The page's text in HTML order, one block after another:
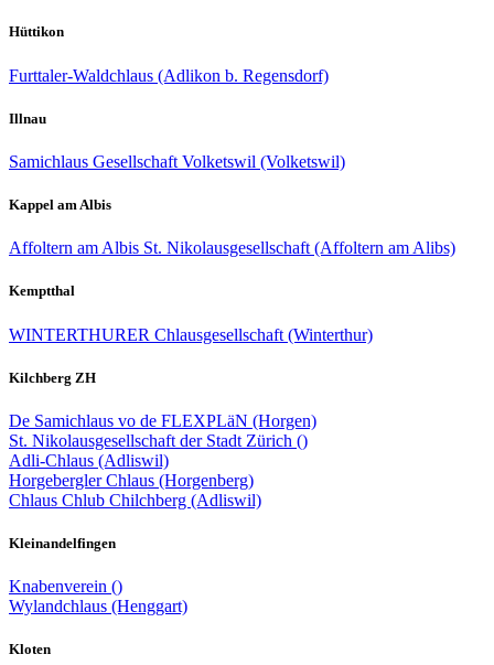
Hüttikon
Furttaler-Waldchlaus (Adlikon b. Regensdorf)
Illnau
Samichlaus Gesellschaft Volketswil (Volketswil)
Kappel am Albis
Affoltern am Albis St. Nikolausgesellschaft (Affoltern am Alibs)
Kemptthal
WINTERTHURER Chlausgesellschaft (Winterthur)
Kilchberg ZH
De Samichlaus vo de FLEXPLäN (Horgen)
St. Nikolausgesellschaft der Stadt Zürich ()
Adli-Chlaus (Adliswil)
Horgebergler Chlaus (Horgenberg)
Chlaus Chlub Chilchberg (Adliswil)
Kleinandelfingen
Knabenverein ()
Wylandchlaus (Henggart)
Kloten